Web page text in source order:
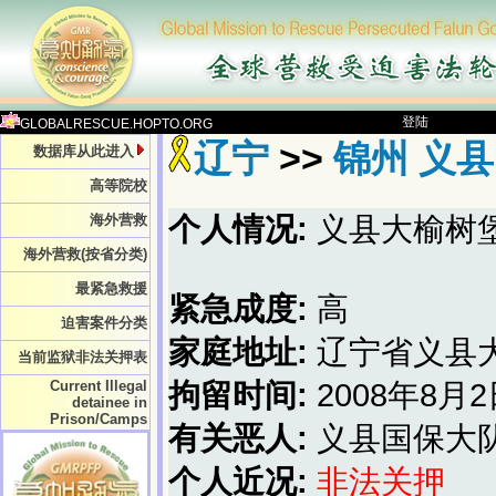
GLOBALRESCUE.HOPTO.ORG 登陆
数据库从此进入
高等院校
海外营救
海外营救(按省分类)
最紧急救援
迫害案件分类
当前监狱非法关押表
Current Illegal
detainee in
Prison/Camps
辽宁 >>锦州 义县
个人情况: 义县大榆树
紧急成度: 高
家庭地址: 辽宁省义县
拘留时间: 2008年8月2
有关恶人: 义县国保大
个人近况: 非法关押